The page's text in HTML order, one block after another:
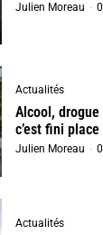
Julien Moreau -
Actualités
Alcool,
c’est fini
Julien Moreau -
Actualités